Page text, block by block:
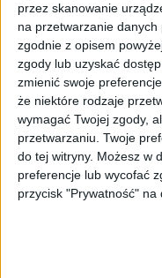
przez skanowanie
na przetwarzanie
zgodnie z opisem
zgody lub uzyskać
zmienić swoje
że niektóre rodzaje
wymagać Twojej zgody,
przetwarzaniu. Twoje
do tej witryny. Możesz w
preferencje lub wycofać
przycisk "Prywatność" na
Smartfony
Samsung
aktualizacja dla